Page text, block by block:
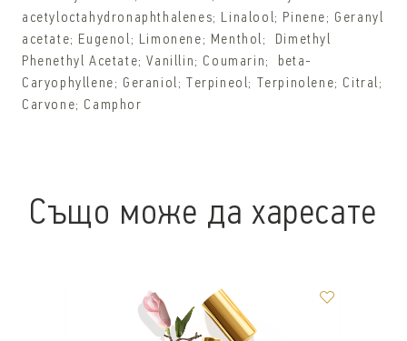
acetyloctahydronaphthalenes; Linalool; Pinene; Geranyl
acetate; Eugenol; Limonene; Menthol; Dimethyl
Phenethyl Acetate; Vanillin; Coumarin; beta-
Caryophyllene; Geraniol; Terpineol; Terpinolene; Citral;
Carvone; Camphor
Също може да харесате